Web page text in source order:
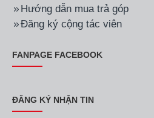
Hướng dẫn mua trả góp
Đăng ký cộng tác viên
FANPAGE FACEBOOK
ĐĂNG KÝ NHẬN TIN